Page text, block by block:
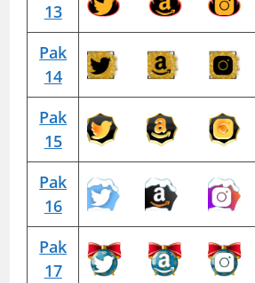
13
Pak
14
Pak
15
Pak
16
Pak
17